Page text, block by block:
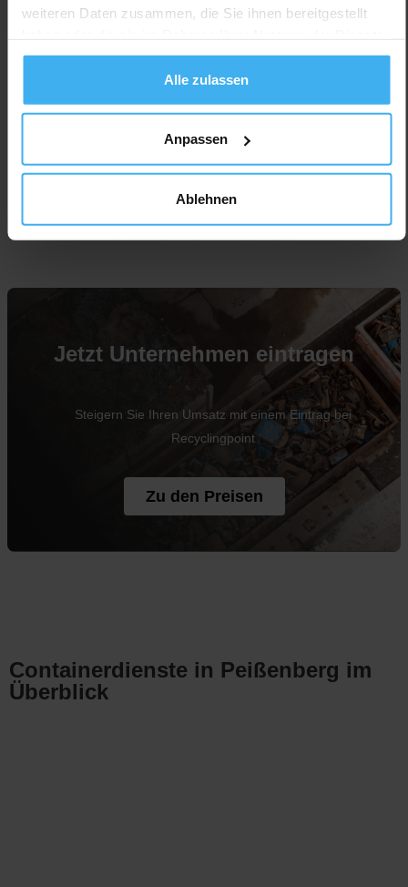
weiteren Daten zusammen, die Sie ihnen bereitgestellt
gesammelt haben.
Alle zulassen
Anpassen
Ablehnen
Jetzt Anrufen
Für Unternehmen
Jetzt Unternehmen eintragen
Steigern Sie Ihren Umsatz mit einem Eintrag bei
Recyclingpoint
Zu den Preisen
Containerdienste in Peißenberg im
Überblick